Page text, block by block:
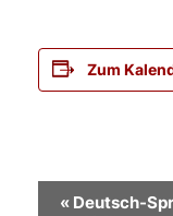
Zum
« Deutsch-